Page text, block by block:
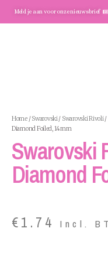
Meld je aan voor onze nieuwsbrief
Home/Swarovski/ Swarovski Rivoli/
Diamond Foiled, 14mm
Swarovski
Diamond
€1.74 Incl.